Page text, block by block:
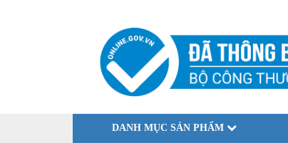
DANH MỤC SẢN PHẨM